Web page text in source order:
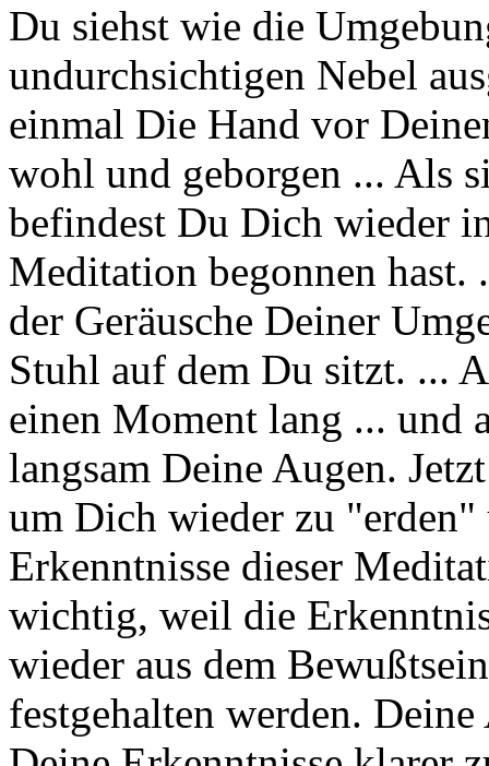
Du siehst wie die
undurchsichtigen Nebel
einmal Die Hand vor
wohl und geborgen ... Als
befindest Du Dich wieder
Meditation begonnen
der Geräusche Deiner
Stuhl auf dem Du sitzt. ...
einen Moment lang ... und
langsam Deine Augen.
um Dich wieder zu
Erkenntnisse dieser
wichtig, weil die
wieder aus dem
festgehalten werden.